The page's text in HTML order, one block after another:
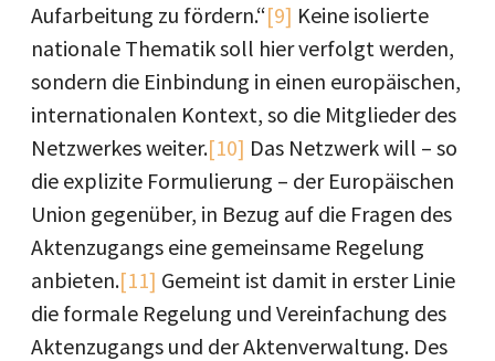
Aufarbeitung zu fördern.“[9] Keine isolierte
nationale Thematik soll hier verfolgt werden,
sondern die Einbindung in einen europäischen,
internationalen Kontext, so die Mitglieder des
Netzwerkes weiter.[10] Das Netzwerk will – so
die explizite Formulierung – der Europäischen
Union gegenüber, in Bezug auf die Fragen des
Aktenzugangs eine gemeinsame Regelung
anbieten.[11] Gemeint ist damit in erster Linie
die formale Regelung und Vereinfachung des
Aktenzugangs und der Aktenverwaltung. Des